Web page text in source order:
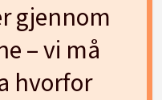
gjennom
– vi må
hvorfor